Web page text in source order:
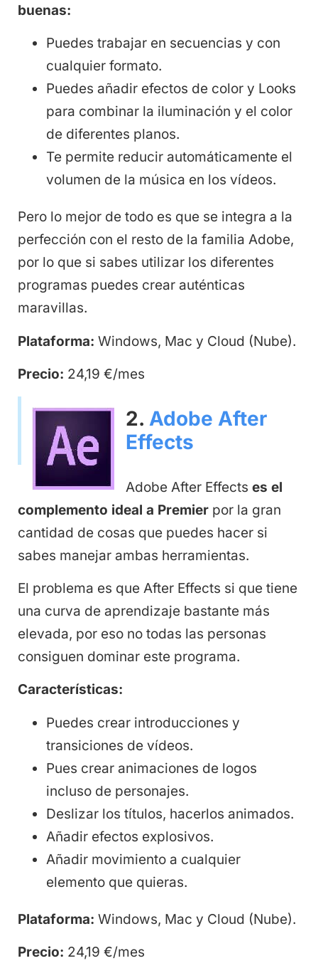
buenas:
Puedes trabajar en secuencias y con
cualquier formato.
Puedes añadir efectos de color y Looks
para combinar la iluminación y el color
de diferentes planos.
Te permite reducir automáticamente el
volumen de la música en los vídeos.
Pero lo mejor de todo es que se integra a la
perfección con el resto de la familia Adobe,
por lo que si sabes utilizar los diferentes
programas puedes crear auténticas
maravillas.
Plataforma: Windows, Mac y Cloud (Nube).
Precio: 24,19 €/mes
2. Adobe After
Effects
Adobe After Effects es el
complemento ideal a Premier por la gran
cantidad de cosas que puedes hacer si
sabes manejar ambas herramientas.
El problema es que After Effects si que tiene
una curva de aprendizaje bastante más
elevada, por eso no todas las personas
consiguen dominar este programa.
Características:
Puedes crear introducciones y
transiciones de vídeos.
Pues crear animaciones de logos
incluso de personajes.
Deslizar los títulos, hacerlos animados.
Añadir efectos explosivos.
Añadir movimiento a cualquier
elemento que quieras.
Plataforma: Windows, Mac y Cloud (Nube).
Precio: 24,19 €/mes